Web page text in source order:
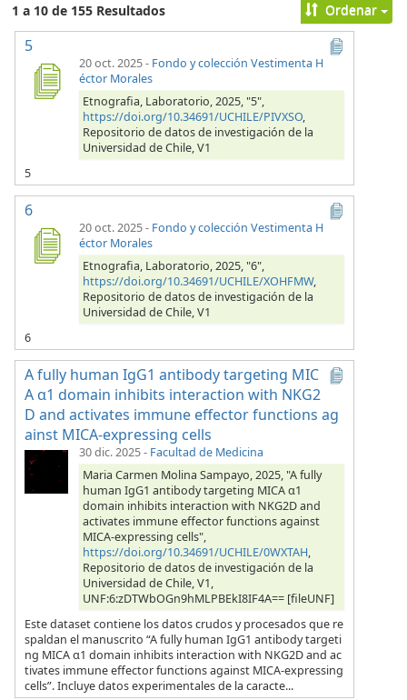
1 a 10 de 155 Resultados Ordenar
5
20 oct. 2025- Fondo y colección Vestimenta H
éctor Morales
Etnografia, Laboratorio, 2025, "5",
https://doi.org/10.34691/UCHILE/PIVXSO,
Repositorio de datos de investigación de la
Universidad de Chile, V1
5
6
20 oct. 2025- Fondo y colección Vestimenta H
éctor Morales
Etnografia, Laboratorio, 2025, "6",
https://doi.org/10.34691/UCHILE/XOHFMW,
Repositorio de datos de investigación de la
Universidad de Chile, V1
6
A fully human IgG1 antibody targeting MIC
A α1 domain inhibits interaction with NKG2
D and activates immune effector functions ag
ainst MICA-expressing cells
30 dic. 2025- Facultad de Medicina
Maria Carmen Molina Sampayo, 2025, "A fully
human IgG1 antibody targeting MICA α1
domain inhibits interaction with NKG2D and
activates immune effector functions against
MICA-expressing cells",
https://doi.org/10.34691/UCHILE/0WXTAH,
Repositorio de datos de investigación de la
Universidad de Chile, V1,
UNF:6:zDTWbOGn9hMLPBEkI8IF4A== [fileUNF]
Este dataset contiene los datos crudos y procesados que re
spaldan el manuscrito “A fully human IgG1 antibody targeti
ng MICA α1 domain inhibits interaction with NKG2D and ac
tivates immune effector functions against MICA-expressing
cells”. Incluye datos experimentales de la caracte...